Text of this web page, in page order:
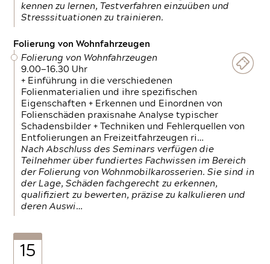
kennen zu lernen, Testverfahren einzuüben und
Stresssituationen zu trainieren.
Folierung von Wohnfahrzeugen
Folierung von Wohnfahrzeugen
9.00—16.30 Uhr
+ Einführung in die verschiedenen
Folienmaterialien und ihre spezifischen
Eigenschaften + Erkennen und Einordnen von
Folienschäden praxisnahe Analyse typischer
Schadensbilder + Techniken und Fehlerquellen von
Entfolierungen an Freizeitfahrzeugen ri…
Nach Abschluss des Seminars verfügen die
Teilnehmer über fundiertes Fachwissen im Bereich
der Folierung von Wohnmobilkarosserien. Sie sind in
der Lage, Schäden fachgerecht zu erkennen,
qualifiziert zu bewerten, präzise zu kalkulieren und
deren Auswi…
15